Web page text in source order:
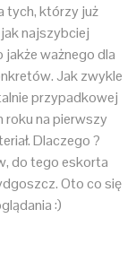
tych, którzy już
najszybciej
ważnego dla
Jak zwykle
przypadkowej
roku na pierwszy
Dlaczego ?
do tego eskorta
Oto co się
:)